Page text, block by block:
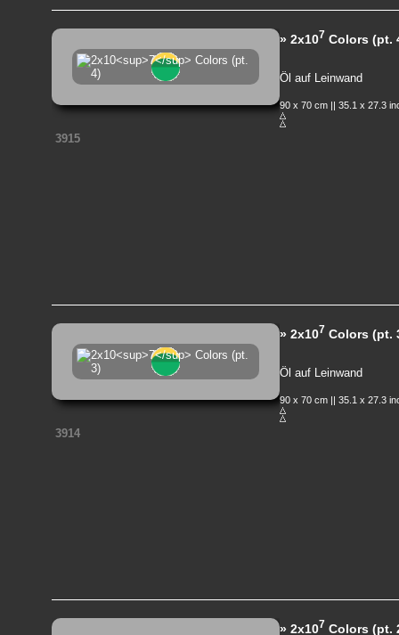
3915
» 2x107 Colors (pt.
Öl auf Leinwand
90 x 70 cm || 35.1 x 27.3
3914
» 2x107 Colors (pt.
Öl auf Leinwand
90 x 70 cm || 35.1 x 27.3
» 2x107 Colors (pt.